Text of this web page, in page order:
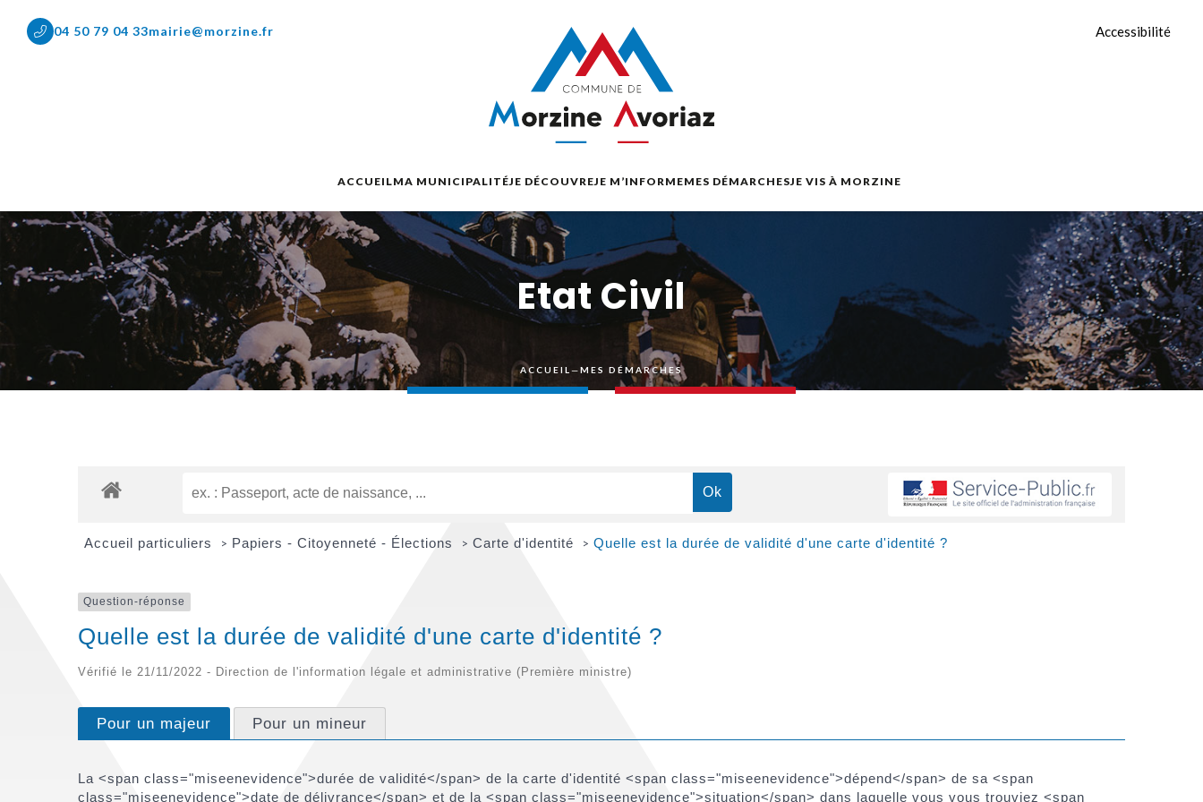
04 50 79 04 33mairie@morzine.fr Accessibilité
ACCUEILMA MUNICIPALITÉJE DÉCOUVREJE M’INFORMEMES DÉMARCHESJE VIS À MORZINE
Etat Civil
ACCUEIL —MES DÉMARCHES
Accueil particuliers > Papiers - Citoyenneté - Élections > Carte d'identité > Quelle est la durée de validité d'une carte d'identité ?
Question-réponse
Quelle est la durée de validité d'une carte d'identité ?
Vérifié le 21/11/2022 - Direction de l'information légale et administrative (Première ministre)
Pour un majeur Pour un mineur
La <span class="miseenevidence">durée de validité</span> de la carte d'identité <span class="miseenevidence">dépend</span> de sa <span
class="miseenevidence">date de délivrance</span> et de la <span class="miseenevidence">situation</span> dans laquelle vous vous trouviez <span